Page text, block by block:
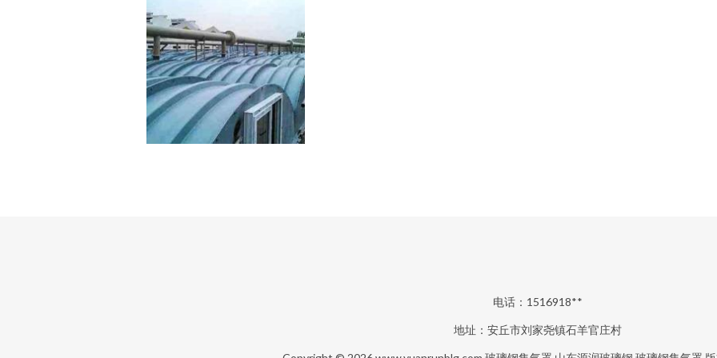
电话：1516918**
地址：安丘市刘家尧镇石羊官庄村